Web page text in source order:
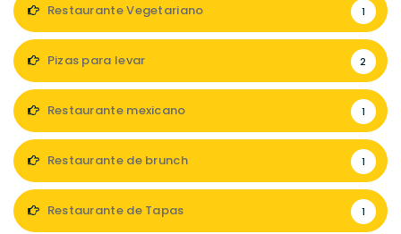
Restaurante Vegetariano 1
Pizas para levar 2
Restaurante mexicano 1
Restaurante de brunch 1
Restaurante de Tapas 1